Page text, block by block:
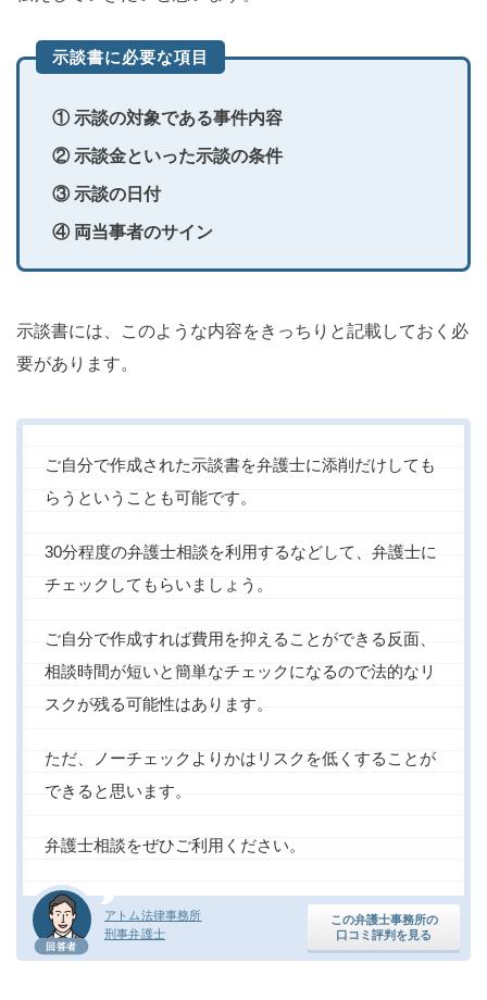
示談書に必要な項目
① 示談の対象である事件内容
② 示談金といった示談の条件
③ 示談の日付
④ 両当事者のサイン
示談書には、このような内容をきっちりと記載しておく必
要があります。
回答者
アトム法律事務所
刑事弁護士
この弁護士事務所の
口コミ評判を見る
ご自分で作成された示談書を弁護士に添削だけしても
らうということも可能です。
30分程度の弁護士相談を利用するなどして、弁護士に
チェックしてもらいましょう。
ご自分で作成すれば費用を抑えることができる反面、
相談時間が短いと簡単なチェックになるので法的なリ
スクが残る可能性はあります。
ただ、ノーチェックよりかはリスクを低くすることが
できると思います。
弁護士相談をぜひご利用ください。